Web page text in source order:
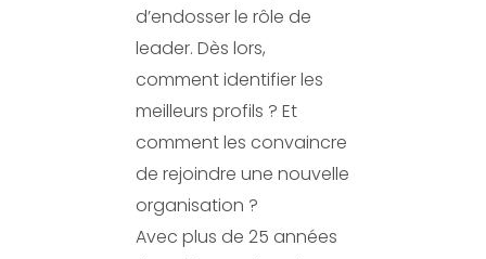
d’endosser le rôle de
leader. Dès lors,
comment identifier les
meilleurs profils ? Et
comment les convaincre
de rejoindre une nouvelle
organisation ?
Avec plus de 25 années